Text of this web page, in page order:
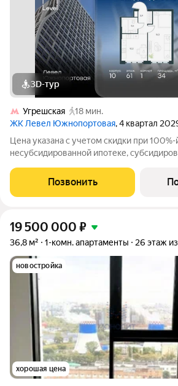
3D-тур
Угрешская
18 мин.
ЖК Левел Южнопортовая, 4 квартал
Цена указана с учетом скидки при 100%-
несубсидированной ипотеке,
личном кабинете до обращения за
части района Печатники
Позвонить
19 500 000 ₽
36,8 м² 1-комн. апартаменты 26 этаж
новостройка
хорошая цена